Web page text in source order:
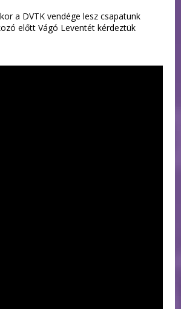
a DVTK vendége lesz csapatunk
előtt Vágó Leventét kérdeztük